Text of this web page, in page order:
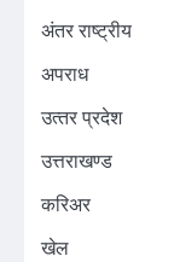
अंतर राष्ट्रीय
अपराध
उत्‍तर प्रदेश
उत्तराखण्ड
करिअर
खेल